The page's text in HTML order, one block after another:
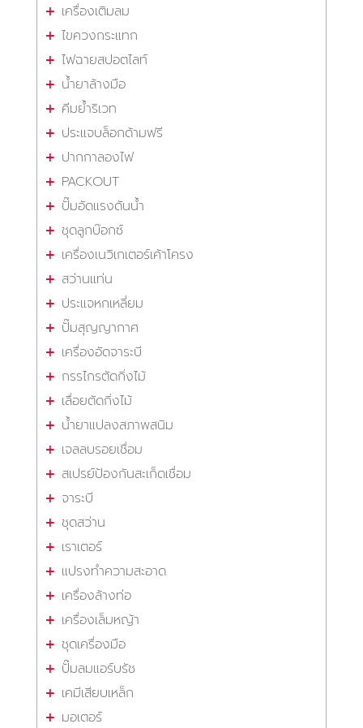
เครื่องเติมลม
ไขควงกระแทก
ไฟฉายสปอตไลท์
น้ำยาล้างมือ
คีมย้ำริเวท
ประแจบล็อกด้ามฟรี
ปากกาลองไฟ
PACKOUT
ปั๊มอัดแรงดันน้ำ
ชุดลูกบ๊อกซ์
เครื่องเนวิเกเตอร์เค้าโครง
สว่านแท่น
ประแจหกเหลี่ยม
ปั๊มสุญญากาศ
เครื่องอัดจาระบี
กรรไกรตัดกิ่งไม้
เลื่อยตัดกิ่งไม้
น้ำยาแปลงสภาพสนิม
เจลลบรอยเชื่อม
สเปรย์ป้องกันสะเก็ดเชื่อม
จาระบี
ชุดสว่าน
เราเตอร์
แปรงทำความสะอาด
เครื่องล้างท่อ
เครื่องเล็มหญ้า
ชุดเครื่องมือ
ปั๊มลมแอร์บรัช
เคมีเสียบเหล็ก
มอเตอร์